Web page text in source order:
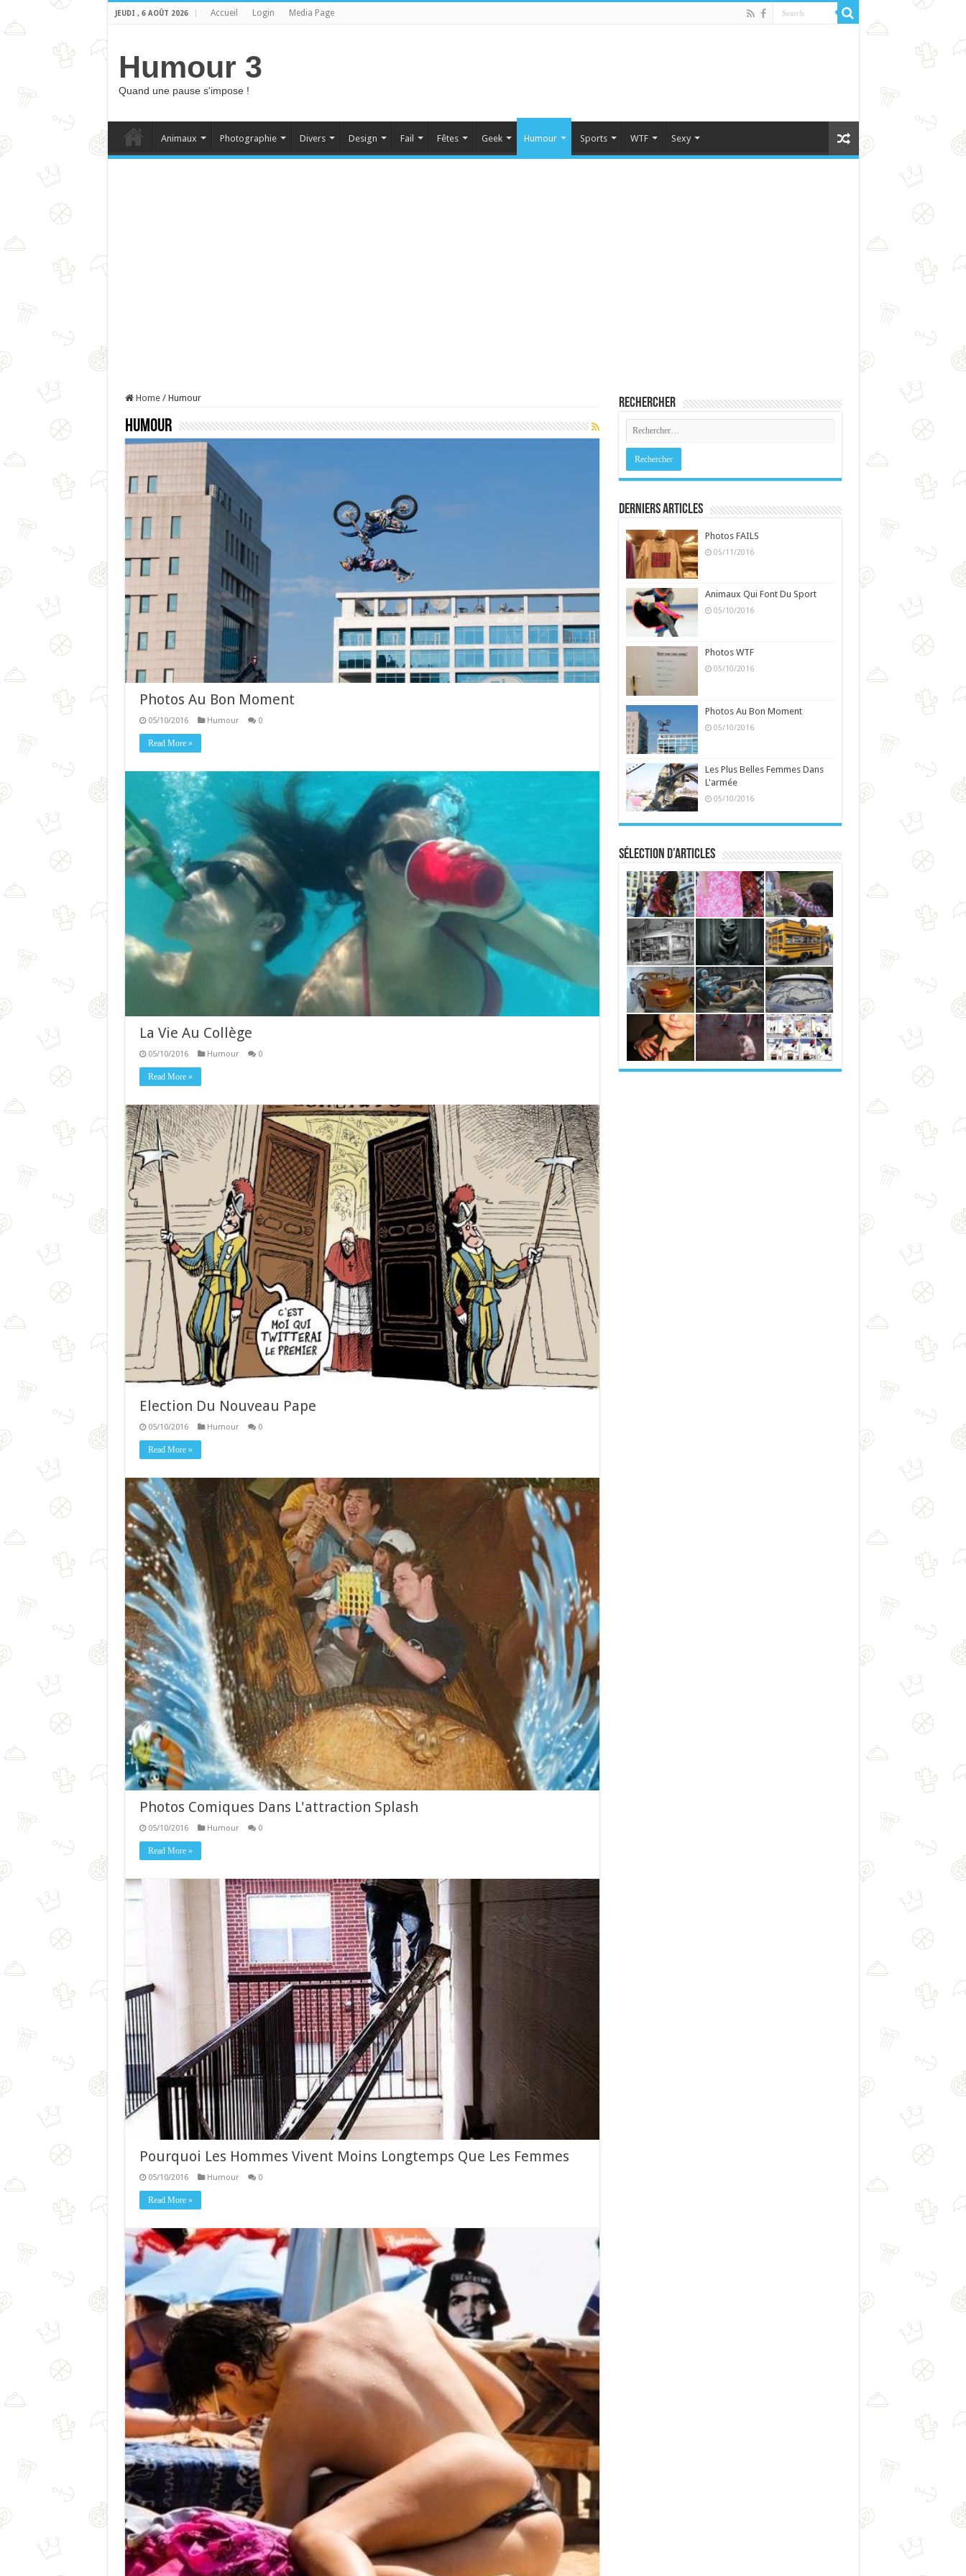
JEUDI , 6 AOÛT 2026 Accueil Login Media Page
Humour 3
Quand une pause s'impose !
Animaux Photographie Divers Design Fail Fêtes Geek Humour Sports WTF Sexy
Home / Humour
Humour
Photos Au Bon Moment
05/10/2016 Humour 0
Read More »
La Vie Au Collège
05/10/2016 Humour 0
Read More »
Election Du Nouveau Pape
05/10/2016 Humour 0
Read More »
Photos Comiques Dans L'attraction Splash
05/10/2016 Humour 0
Read More »
Pourquoi Les Hommes Vivent Moins Longtemps Que Les Femmes
05/10/2016 Humour 0
Read More »
Rechercher
Derniers Articles
Photos FAILS
05/11/2016
Animaux Qui Font Du Sport
05/10/2016
Photos WTF
05/10/2016
Photos Au Bon Moment
05/10/2016
Les Plus Belles Femmes Dans
L'armée
05/10/2016
Sélection d’articles